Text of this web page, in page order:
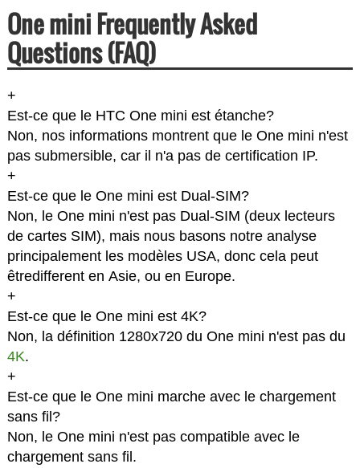
One mini Frequently Asked
Questions (FAQ)
+
Est-ce que le HTC One mini est étanche?
Non, nos informations montrent que le One mini n'est
pas submersible, car il n'a pas de certification IP.
+
Est-ce que le One mini est Dual-SIM?
Non, le One mini n'est pas Dual-SIM (deux lecteurs
de cartes SIM), mais nous basons notre analyse
principalement les modèles USA, donc cela peut
êtredifferent en Asie, ou en Europe.
+
Est-ce que le One mini est 4K?
Non, la définition 1280x720 du One mini n'est pas du
4K.
+
Est-ce que le One mini marche avec le chargement
sans fil?
Non, le One mini n'est pas compatible avec le
chargement sans fil.